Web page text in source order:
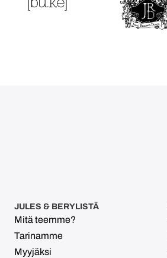
JULES & BERYLISTÄ
Mitä teemme?
Tarinamme
Myyjäksi